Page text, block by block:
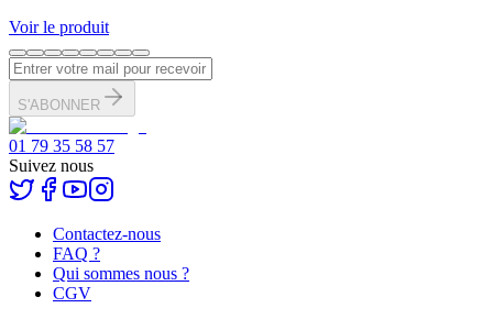
Voir le produit
S'ABONNER
01 79 35 58 57
Suivez nous
Contactez-nous
FAQ ?
Qui sommes nous ?
CGV